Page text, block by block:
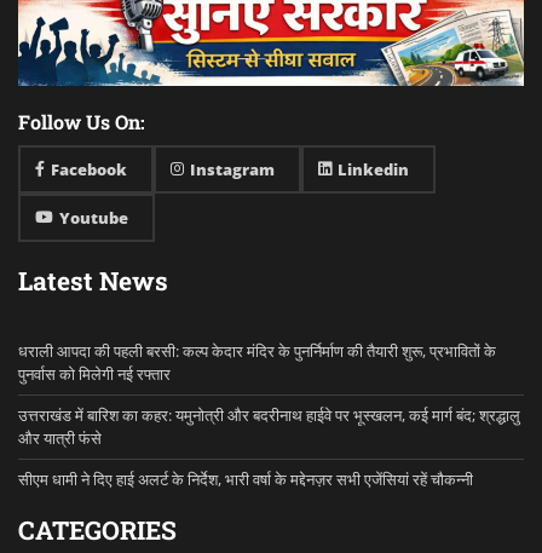
Follow Us On:
Facebook Instagram Linkedin
Youtube
Latest News
धराली आपदा की पहली बरसी: कल्प केदार मंदिर के पुनर्निर्माण की तैयारी शुरू, प्रभावितों के
पुनर्वास को मिलेगी नई रफ्तार
उत्तराखंड में बारिश का कहर: यमुनोत्री और बदरीनाथ हाईवे पर भूस्खलन, कई मार्ग बंद; श्रद्धालु
और यात्री फंसे
सीएम धामी ने दिए हाई अलर्ट के निर्देश, भारी वर्षा के मद्देनज़र सभी एजेंसियां रहें चौकन्नी
CATEGORIES